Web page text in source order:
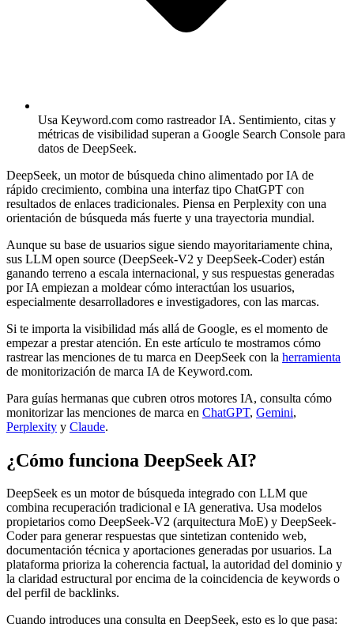
Usa Keyword.com como rastreador IA. Sentimiento, citas y
métricas de visibilidad superan a Google Search Console para
datos de DeepSeek.
DeepSeek, un motor de búsqueda chino alimentado por IA de
rápido crecimiento, combina una interfaz tipo ChatGPT con
resultados de enlaces tradicionales. Piensa en Perplexity con una
orientación de búsqueda más fuerte y una trayectoria mundial.
Aunque su base de usuarios sigue siendo mayoritariamente china,
sus LLM open source (DeepSeek-V2 y DeepSeek-Coder) están
ganando terreno a escala internacional, y sus respuestas generadas
por IA empiezan a moldear cómo interactúan los usuarios,
especialmente desarrolladores e investigadores, con las marcas.
Si te importa la visibilidad más allá de Google, es el momento de
empezar a prestar atención. En este artículo te mostramos cómo
rastrear las menciones de tu marca en DeepSeek con la herramienta
de monitorización de marca IA de Keyword.com.
Para guías hermanas que cubren otros motores IA, consulta cómo
monitorizar las menciones de marca en ChatGPT, Gemini,
Perplexity y Claude.
¿Cómo funciona DeepSeek AI?
DeepSeek es un motor de búsqueda integrado con LLM que
combina recuperación tradicional e IA generativa. Usa modelos
propietarios como DeepSeek-V2 (arquitectura MoE) y DeepSeek-
Coder para generar respuestas que sintetizan contenido web,
documentación técnica y aportaciones generadas por usuarios. La
plataforma prioriza la coherencia factual, la autoridad del dominio y
la claridad estructural por encima de la coincidencia de keywords o
del perfil de backlinks.
Cuando introduces una consulta en DeepSeek, esto es lo que pasa: